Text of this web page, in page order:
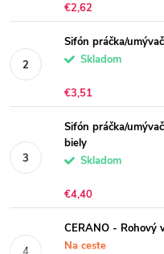
€2,62
Sifón práčka/
Skladom
€3,51
Sifón práčka/
biely
Skladom
€4,40
CERANO -
Na ceste